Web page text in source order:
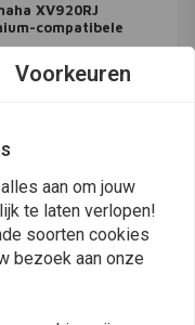
XV920RJ
compatibele
Voorkeuren
aan om jouw
te laten verlopen!
soorten cookies
bezoek aan onze